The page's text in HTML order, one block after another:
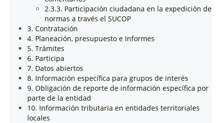
2.3.3. Participación ciudadana en la expedición de
normas a través el SUCOP
3. Contratación
4. Planeación, presupuesto e Informes
5. Trámites
6. Participa
7. Datos abiertos
8. Información específica para grupos de interés
9. Obligación de reporte de información específica por
parte de la entidad
10. Información tributaria en entidades territoriales
locales